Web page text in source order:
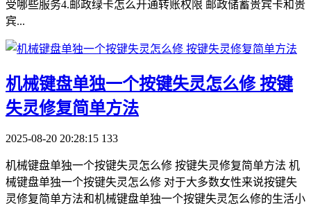
受哪些服务4.邮政绿卡怎么开通转账权限 邮政储蓄贵宾卡和贵
宾...
​机械键盘单独一个按键失灵怎么修 按键
失灵修复简单方法
2025-08-20 20:28:15 133
机械键盘单独一个按键失灵怎么修 按键失灵修复简单方法 机
械键盘单独一个按键失灵怎么修 对于大多数女性来说按键失
灵修复简单方法和机械键盘单独一个按键失灵怎么修的生活小